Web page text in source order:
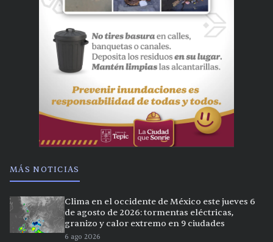
MÁS NOTICIAS
Clima en el occidente de México este jueves 6
de agosto de 2026: tormentas eléctricas,
granizo y calor extremo en 9 ciudades
6 ago 2026